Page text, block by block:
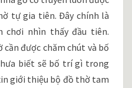
KHÔNG
GIAN
NHÀ
GỖ
CỔ
TRUYỀN
tự gia tiên. Đây chính là
chơi nhìn thấy đầu tiên.
được chăm chút và bố
biết sẽ bố trí gì trong
giới thiệu bộ đồ thờ tam